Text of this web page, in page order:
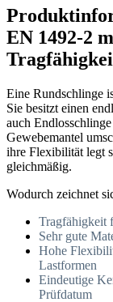
EN 1492-2
Eine Rundschlinge
Sie besitzt einen
auch
Gewebemantel
ihre Flexibilität legt
gleichmäßig.
Wodurch zeichnet
Tragfähigkeit
Sehr gute
Hohe
Lastformen
Eindeutige
Prüfdatum